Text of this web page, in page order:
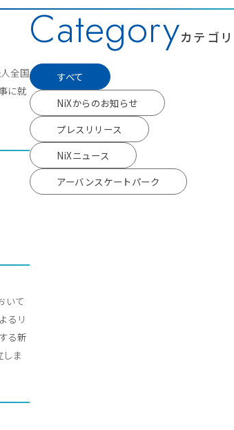
全国
に就
いて
るリ
る新
ま
Categoryカテゴリ
すべて
NiXからのお知らせ
プレスリリース
NiXニュース
アーバンスケートパーク